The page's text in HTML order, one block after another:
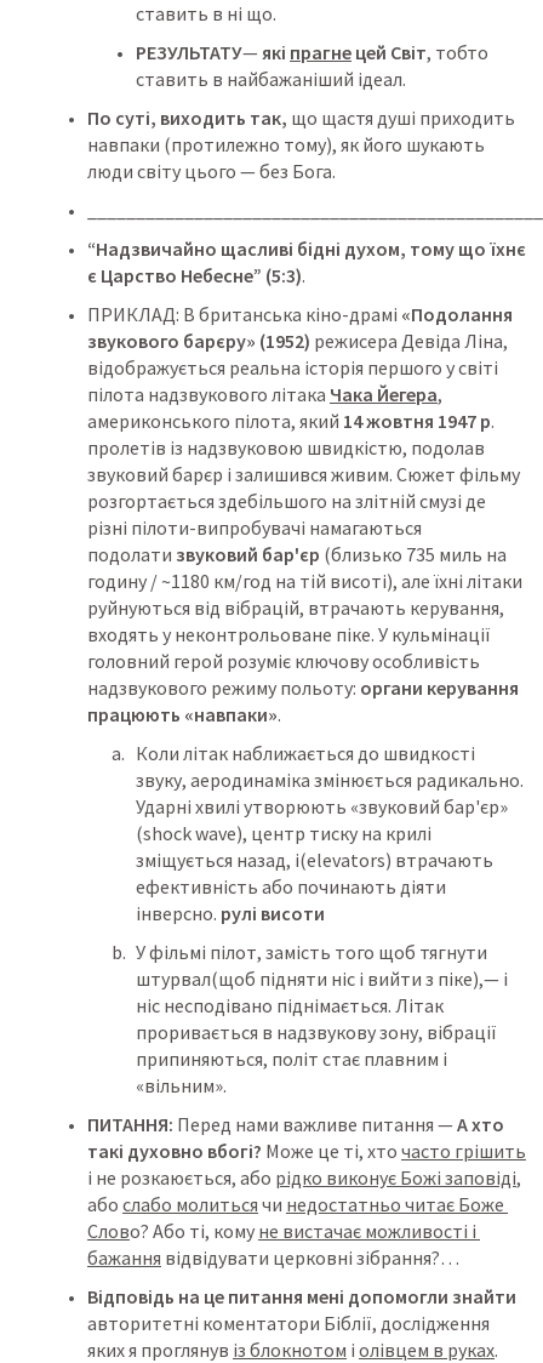
ставить в ні що.
РЕЗУЛЬТАТУ— які прагне цей Світ, тобто
ставить в найбажаніший ідеал.
По суті, виходить так, що щастя душі приходить
навпаки (протилежно тому), як його шукають
люди світу цього — без Бога.
“Надзвичайно щасливі бідні духом, тому що їхнє
є Царство Небесне” (5:3).
ПРИКЛАД: В британська кіно-драмі «Подолання
звукового барєру» (1952) режисера Девіда Ліна,
відображується реальна історія першого у світі
пілота надзвукового літака Чака Йегера,
америконського пілота, який 14 жовтня 1947 р.
пролетів із надзвуковою швидкістю, подолав
звуковий барєр і залишився живим. Сюжет фільму
розгортається здебільшого на злітній смузі де
різні пілоти-випробувачі намагаються
подолати звуковий бар'єр (близько 735 миль на
годину / ~1180 км/год на тій висоті), але їхні літаки
руйнуються від вібрацій, втрачають керування,
входять у неконтрольоване піке. У кульмінації
головний герой розуміє ключову особливість
надзвукового режиму польоту: органи керування
працюють «навпаки».
Коли літак наближається до швидкості
звуку, аеродинаміка змінюється радикально.
Ударні хвилі утворюють «звуковий бар'єр»
(shock wave), центр тиску на крилі
зміщується назад, і(elevators) втрачають
ефективність або починають діяти
інверсно. рулі висоти
У фільмі пілот, замість того щоб тягнути
штурвал(щоб підняти ніс і вийти з піке),— і
ніс несподівано піднімається. Літак
проривається в надзвукову зону, вібрації
припиняються, політ стає плавним і
«вільним».
ПИТАННЯ: Перед нами важливе питання — А хто
такі духовно вбогі? Може це ті, хто часто грішить
і не розкаюється, або рідко виконує Божі заповіді,
або слабо молиться чи недостатньо читає Боже
Слово? Або ті, кому не вистачає можливості і
бажання відвідувати церковні зібрання?…
Відповідь на це питання мені допомогли знайти
авторитетні коментатори Біблії, дослідження
яких я проглянув із блокнотом і олівцем в руках.